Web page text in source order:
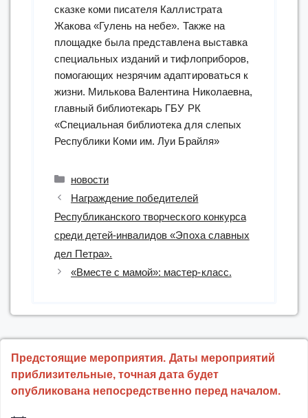
сказке коми писателя Каллистрата
Жакова «Гулень на небе». Также на
площадке была представлена выставка
специальных изданий и тифлоприборов,
помогающих незрячим адаптироваться к
жизни. Милькова Валентина Николаевна,
главный библиотекарь ГБУ РК
«Специальная библиотека для слепых
Республики Коми им. Луи Брайля»
Рубрики
новости
Награждение победителей
Республиканского творческого конкурса
среди детей-инвалидов «Эпоха славных
дел Петра».
«Вместе с мамой»: мастер-класс.
Предстоящие мероприятия. Даты мероприятий
приблизительные, точная дата будет
опубликована непосредственно перед началом.